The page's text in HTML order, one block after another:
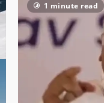
1 minute read